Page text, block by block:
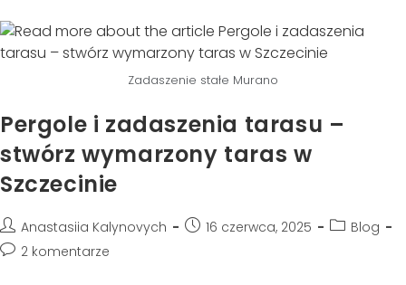
Zadaszenie stałe Murano
Pergole i zadaszenia tarasu –
stwórz wymarzony taras w
Szczecinie
Anastasiia Kalynovych 16 czerwca, 2025
Blog
2 komentarze